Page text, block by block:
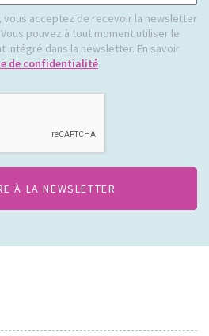
vous acceptez de recevoir la newsletter
pouvez à tout moment utiliser le
intégré dans la newsletter. En savoir
de confidentialité.